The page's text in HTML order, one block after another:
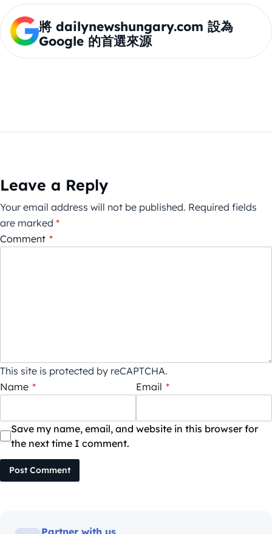
將 dailynewshungary.com 設為
Google 的首選來源
Leave a Reply
Your email address will not be published. Required fields
are marked *
Comment *
This site is protected by reCAPTCHA.
Name * Email *
Save my name, email, and website in this browser for
the next time I comment.
Post Comment
Partner with us